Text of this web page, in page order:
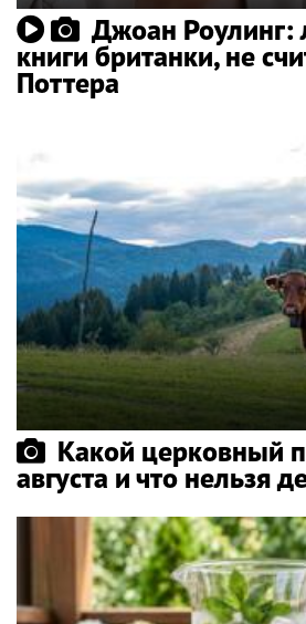
Джоан Роулинг:
книги британки, не
Поттера
Какой церковный
августа и что нельзя